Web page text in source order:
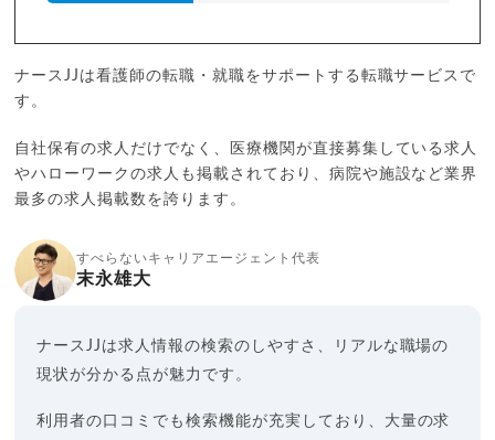
ナースJJは看護師の転職・就職をサポートする転職サービスで
す。
自社保有の求人だけでなく、医療機関が直接募集している求人
やハローワークの求人も掲載されており、病院や施設など業界
最多の求人掲載数を誇ります。
すべらないキャリアエージェント代表
末永雄大
ナースJJは求人情報の検索のしやすさ、リアルな職場の
現状が分かる点が魅力です。
利用者の口コミでも検索機能が充実しており、大量の求